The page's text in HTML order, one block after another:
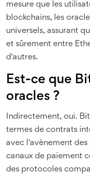
mesure que les
blockchains, les
universels, assurant
et sûrement entre
d'autres.
Est-ce que
oracles ?
Indirectement, oui.
termes de contrats
avec l'avènement
canaux de paiement
des protocoles